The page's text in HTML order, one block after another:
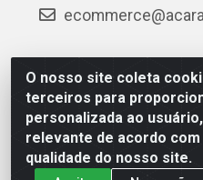
O nosso site coleta
terceiros para
personalizada ao
relevante de acordo
qualidade do nosso site.
AC Araujo Distribuidora -
São Cristóvão, Rio de
CNPJ